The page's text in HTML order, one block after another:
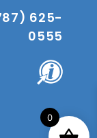
625-
0555
0